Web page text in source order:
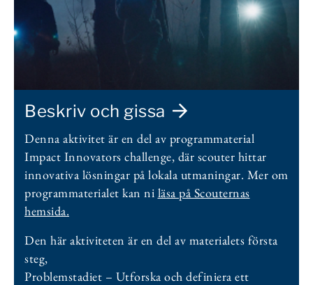
Beskriv och gissa
Denna aktivitet är en del av programmaterial
Impact Innovators challenge, där scouter hittar
innovativa lösningar på lokala utmaningar. Mer om
programmaterialet kan ni läsa på Scouternas
hemsida.
Den här aktiviteten är en del av materialets första
steg,
Problemstadiet – Utforska och definiera ett